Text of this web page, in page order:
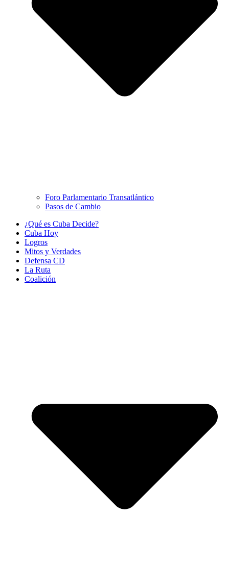
Foro Parlamentario Transatlántico
Pasos de Cambio
¿Qué es Cuba Decide?
Cuba Hoy
Logros
Mitos y Verdades
Defensa CD
La Ruta
Coalición